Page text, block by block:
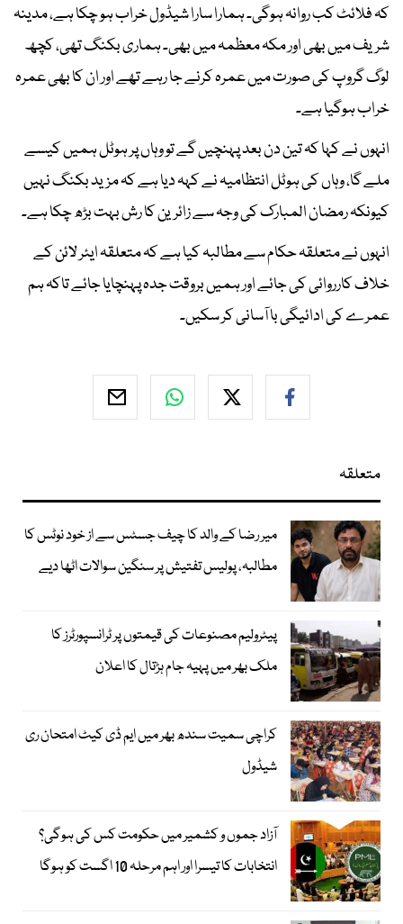
کہ فلائٹ کب روانہ ہوگی۔ ہمارا سارا شیڈول خراب ہو چکا ہے، مدینہ
شریف میں بھی اور مکہ معظمہ میں بھی۔ ہماری بکنگ تھی، کچھ
لوگ گروپ کی صورت میں عمرہ کرنے جا رہے تھے اور ان کا بھی عمرہ
خراب ہوگیا ہے۔
انہوں نے کہا کہ تین دن بعد پہنچیں گے تو وہاں پر ہوٹل ہمیں کیسے
ملے گا، وہاں کی ہوٹل انتظامیہ نے کہہ دیا ہے کہ مزید بکنگ نہیں
کیونکہ رمضان المبارک کی وجہ سے زائرین کا رش بہت بڑھ چکا ہے۔
انہوں نے متعلقہ حکام سے مطالبہ کیا ہے کہ متعلقہ ایئر لائن کے
خلاف کارروائی کی جائے اور ہمیں بروقت جدہ پہنچایا جائے تاکہ ہم
عمرے کی ادائیگی با آسانی کر سکیں۔
متعلقہ
میر رضا کے والد کا چیف جسٹس سے از خود نوٹس کا
مطالبہ، پولیس تفتیش پر سنگین سوالات اٹھا دیے
پیٹرولیم مصنوعات کی قیمتوں پر ٹرانسپورٹرز کا
ملک بھر میں پہیہ جام ہڑتال کا اعلان
کراچی سمیت سندھ بھر میں ایم ڈی کیٹ امتحان ری
شیڈول
آزاد جموں و کشمیر میں حکومت کس کی ہوگی؟
انتخابات کا تیسرا اور اہم مرحلہ 10 اگست کو ہوگا